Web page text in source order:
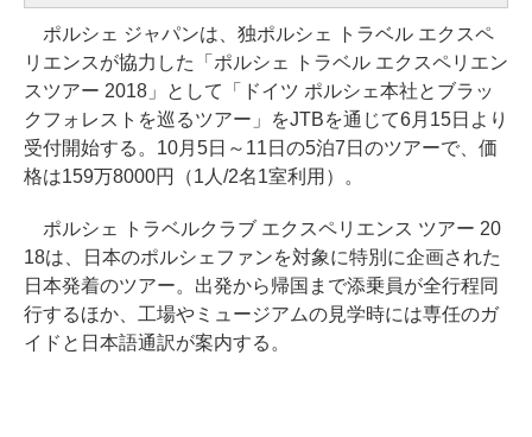
ポルシェ ジャパンは、独ポルシェ トラベル エクスペ
リエンスが協力した「ポルシェ トラベル エクスペリエン
スツアー 2018」として「ドイツ ポルシェ本社とブラッ
クフォレストを巡るツアー」をJTBを通じて6月15日より
受付開始する。10月5日～11日の5泊7日のツアーで、価
格は159万8000円（1人/2名1室利用）。
ポルシェ トラベルクラブ エクスペリエンス ツアー 20
18は、日本のポルシェファンを対象に特別に企画された
日本発着のツアー。出発から帰国まで添乗員が全行程同
行するほか、工場やミュージアムの見学時には専任のガ
イドと日本語通訳が案内する。